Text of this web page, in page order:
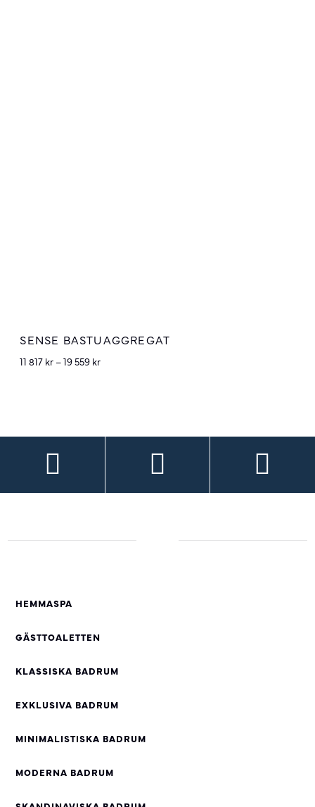
SENSE BASTUAGGREGAT
11 817 kr–19 559 kr
HEMMASPA
GÄSTTOALETTEN
KLASSISKA BADRUM
EXKLUSIVA BADRUM
MINIMALISTISKA BADRUM
MODERNA BADRUM